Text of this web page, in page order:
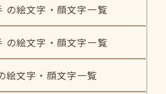
の絵文字・顔文字一覧
の絵文字・顔文字一覧
絵文字・顔文字一覧